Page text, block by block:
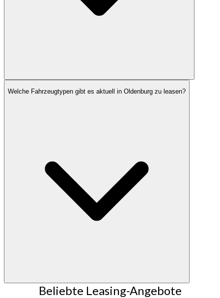
Welche Fahrzeugtypen gibt es aktuell in Oldenburg zu leasen?
Beliebte Leasing-Angebote